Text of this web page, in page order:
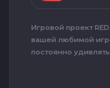
Игровой проект
вашей любимой
постоянно